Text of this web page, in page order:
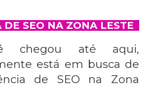
DE SEO NA ZONA LESTE
chegou até aqui,
está em busca de
de SEO na Zona